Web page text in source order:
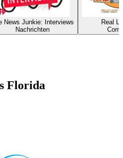
News Junkie: Interviews
Nachrichten
Real
Florida